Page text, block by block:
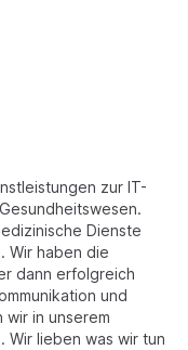
zur IT-
Dienste
Wir haben die
dann erfolgreich
und
in unserem
Wir lieben was wir tun